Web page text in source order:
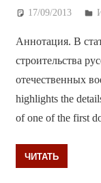
17/09/2013
Аннотация. В
строительства
отечественных
highlights the
of one of the first
ЧИТАТЬ